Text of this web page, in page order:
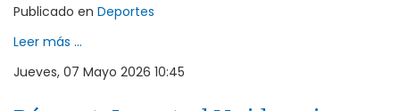
Publicado en Deportes
Leer más ...
Jueves, 07 Mayo 2026 10:45